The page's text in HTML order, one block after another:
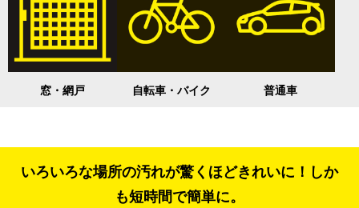
窓・網戸 自転車・バイク 普通車
いろいろな場所の汚れが驚くほどきれいに！しか
も短時間で簡単に。